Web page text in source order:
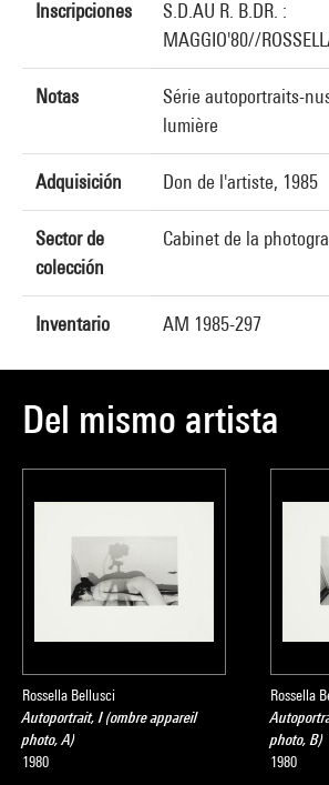
Inscripciones
S.D.AU R. B.DR. :
MAGGIO'80//
Notas
Série autoportraits-
lumière
Adquisición Don de l'artiste, 1985
Sector de
colección
Cabinet de la
Inventario AM 1985-297
Del mismo artista
Rossella Bellusci
Autoportrait, I (ombre appareil
photo, A)
1980
Rossella
photo, B)
1980